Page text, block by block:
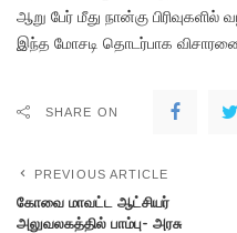
ஆறு பேர் மீது நான்கு பிரிவுகளில்
இந்த மோசடி தொடர்பாக
SHARE ON
PREVIOUS ARTICLE
கோவை மாவட்ட ஆட்சியர்
அலுவலகத்தில் பாம்பு- அரசு